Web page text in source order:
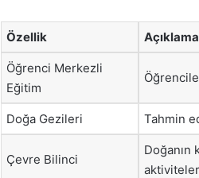
Özellik Açıklama
Öğrenci Merkezli
Eğitim
Doğa Gezileri Tahmin
Çevre Bilinci
Doğanın